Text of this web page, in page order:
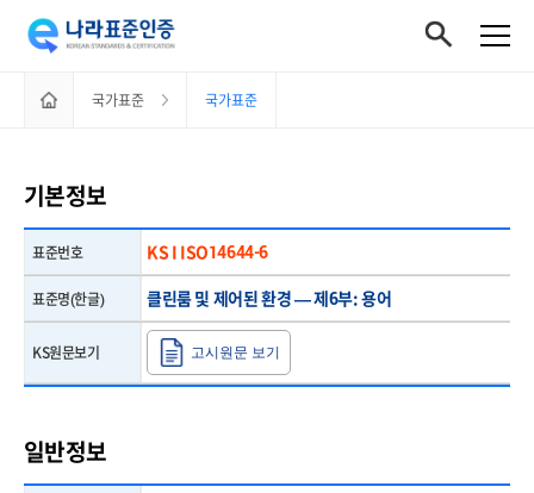
이동하기
국가표준 국가표준
기본정보
표준번호 KS I ISO14644-6
표준명(한글) 클린룸 및 제어된 환경 — 제6부: 용어
KS원문보기 고시원문 보기
일반정보